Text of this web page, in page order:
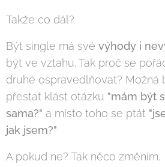
Takže co dál?
Být single má své výhody i
být ve vztahu. Tak proč se
druhé ospravedlňovat? Možná
přestat klást otázku "mám být
sama?" a místo toho se ptát
jak jsem?"
A pokud ne? Tak něco změním.